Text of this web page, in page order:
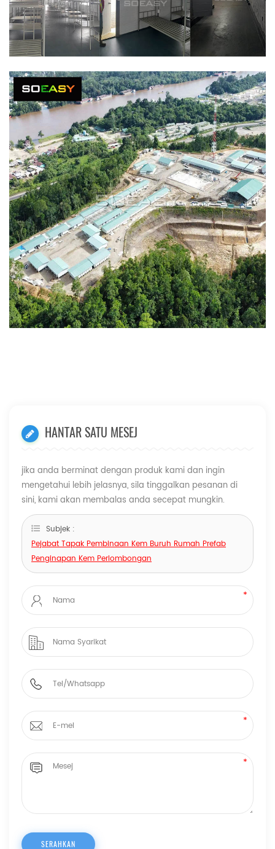
HANTAR SATU MESEJ
jika anda berminat dengan produk kami dan ingin
mengetahui lebih jelasnya, sila tinggalkan pesanan di
sini, kami akan membalas anda secepat mungkin.
Subjek :
Pejabat Tapak Pembinaan Kem Buruh Rumah Prefab
Penginapan Kem Perlombongan